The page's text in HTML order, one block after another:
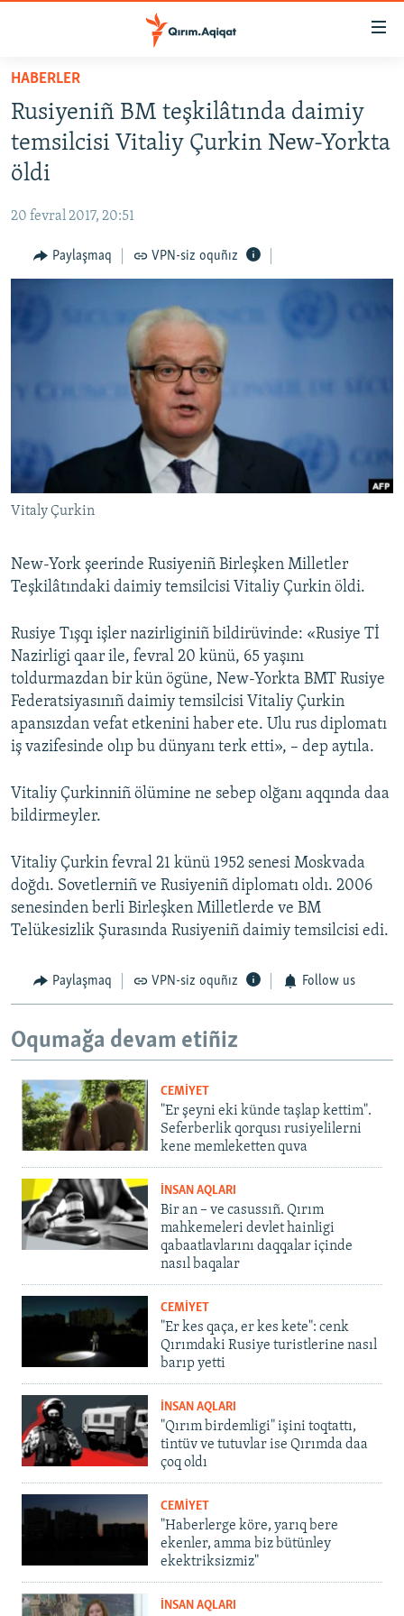
Esas
qaytmaq
Baş
navigatsiyağa
qaytmaq
Qıdıruvğa
SİYASET
İQTİSADİYAT
MEDENİYET
İNSAN AQLARI
Українською
QOŞULIÑIZ!
RFE/RS bütün saytları
HABERLER
Rusiyeniñ BM teşkilâtında daimiy
temsilcisi Vitaliy Çurkin New-Yorkta
öldi
20 fevral 2017, 20:51
Paylaşmaq VPN-siz oquñız
Vitaly Çurkin
New-York şeerinde Rusiyeniñ Birleşken Milletler
Teşkilâtındaki daimiy temsilcisi Vitaliy Çurkin öldi.
Rusiye Tışqı işler nazirliginiñ bildirüvinde: «Rusiye Tİ
Nazirligi qaar ile, fevral 20 künü, 65 yaşını
toldurmazdan bir kün ögüne, New-Yorkta BMT Rusiye
Federatsiyasınıñ daimiy temsilcisi Vitaliy Çurkin
apansızdan vefat etkenini haber ete. Ulu rus diplomatı
iş vazifesinde olıp bu dünyanı terk etti», – dep aytıla.
Vitaliy Çurkinniñ ölümine ne sebep olğanı aqqında daa
bildirmeyler.
Vitaliy Çurkin fevral 21 künü 1952 senesi Moskvada
doğdı. Sovetlerniñ ve Rusiyeniñ diplomatı oldı. 2006
senesinden berli Birleşken Milletlerde ve BM
Telükesizlik Şurasında Rusiyeniñ daimiy temsilcisi edi.
Paylaşmaq VPN-siz oquñız Follow us
Oqumağa devam etiñiz
CEMİYET
"Er şeyni eki künde taşlap kettim".
Seferberlik qorqusı rusiyelilerni
kene memleketten quva
İNSAN AQLARI
Bir an – ve casussıñ. Qırım
mahkemeleri devlet hainligi
qabaatlavlarını daqqalar içinde
nasıl baqalar
CEMİYET
"Er kes qaça, er kes kete": cenk
Qırımdaki Rusiye turistlerine nasıl
barıp yetti
İNSAN AQLARI
"Qırım birdemligi" işini toqtattı,
tintüv ve tutuvlar ise Qırımda daa
çoq oldı
CEMİYET
"Haberlerge köre, yarıq bere
ekenler, amma biz bütünley
ekektriksizmiz"
İNSAN AQLARI